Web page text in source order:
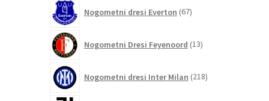
Nogometni dresi Everton 67izdelkov
Nogometni Dresi Feyenoord 13izdelkov
Nogometni dresi Inter Milan 218izdelkov